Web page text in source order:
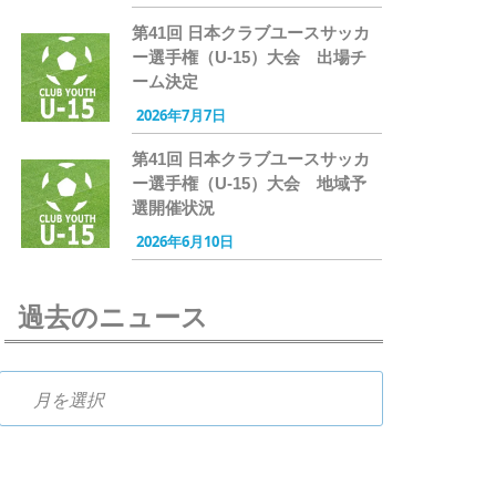
第41回 日本クラブユースサッカ
ー選手権（U-15）大会 出場チ
ーム決定
2026年7月7日
第41回 日本クラブユースサッカ
ー選手権（U-15）大会 地域予
選開催状況
2026年6月10日
過去のニュース